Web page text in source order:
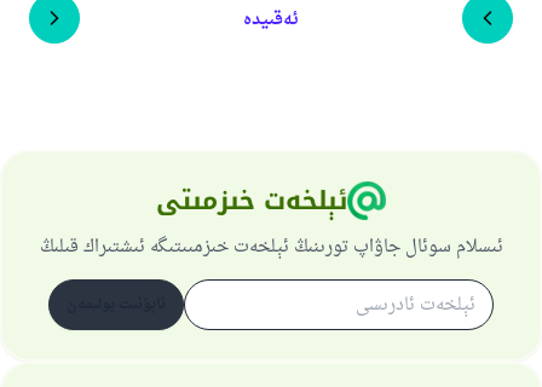
ئەقىيدە
ئېلخەت خىزمىتى
ئىسلام سوئال جاۋاپ تورىنىڭ ئېلخەت خىزمىىتىگە ئىشتىراك قىلىڭ